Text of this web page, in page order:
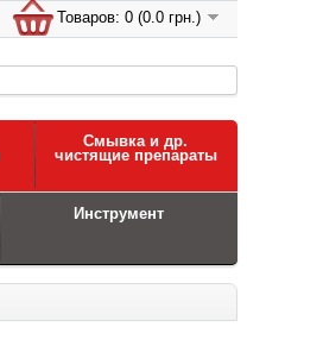
Товаров: 0 (0.0 грн.)
Смывка и др.
чистящие препараты
Инструмент